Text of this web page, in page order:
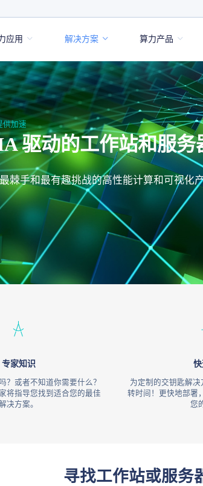
应用 解决方案 算力产品
供加速
驱动的工作站和服务
棘手和最有趣挑战的高性能计算和可视化
专家知识
？或者不知道你需要什么？
将指导您找到适合您的最佳
决方案。
为定制的交钥匙解决
转时间！更快地部署
您
寻找工作站或服务